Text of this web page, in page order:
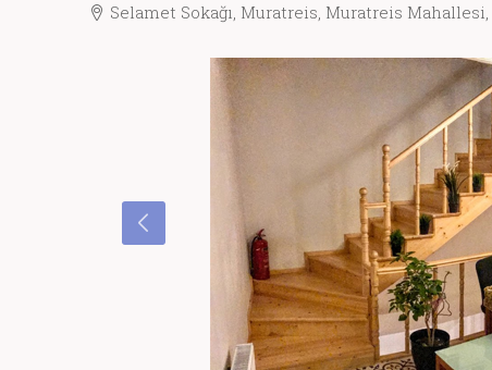
Selamet Sokağı, Muratreis, Muratreis